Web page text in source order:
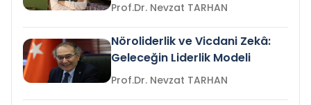
Prof.Dr. Nevzat TARHAN
Nöroliderlik ve Vicdani Zekâ:
Geleceğin Liderlik Modeli
Prof.Dr. Nevzat TARHAN